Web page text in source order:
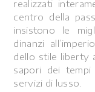
realizzati
centro della
insistono le
dinanzi
dello stile liberty
sapori dei
servizi di lusso.